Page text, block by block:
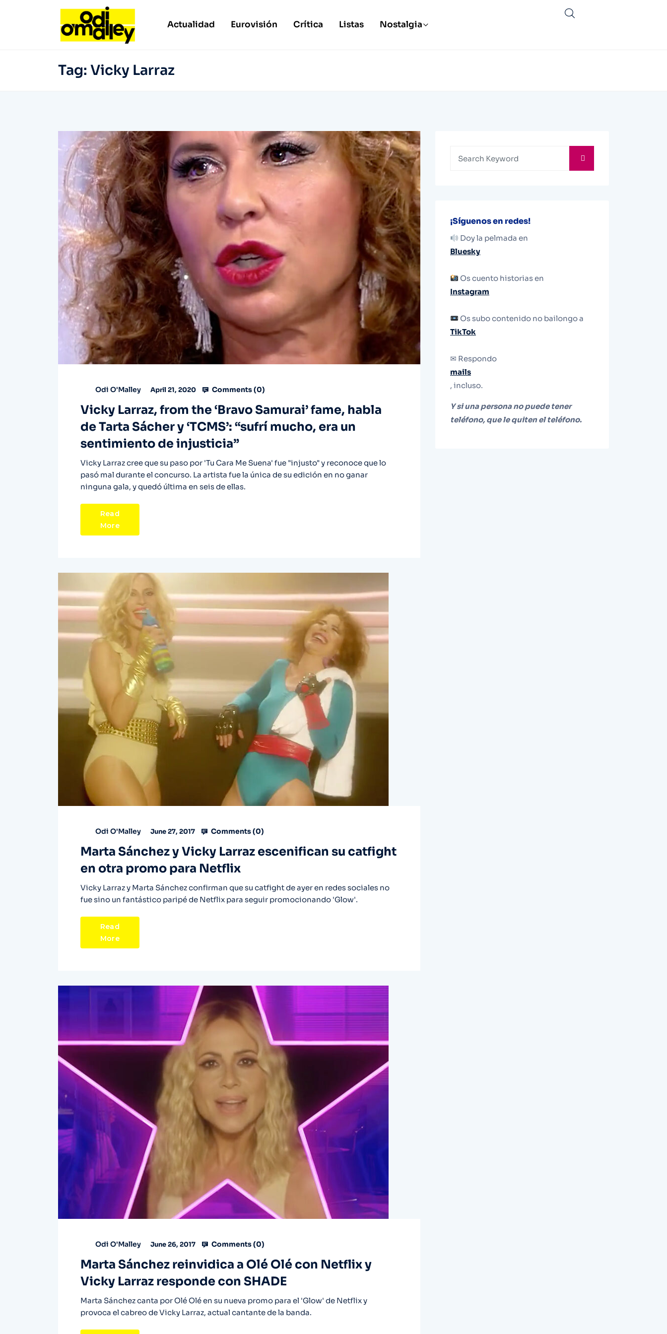
Actualidad Eurovisión Crítica Listas Nostalgia
Tag: Vicky Larraz
Odi O'Malley April 21, 2020 Comments (0)
Vicky Larraz, from the ‘Bravo Samurai’ fame, habla
de Tarta Sácher y ‘TCMS’: “sufrí mucho, era un
sentimiento de injusticia”
Vicky Larraz cree que su paso por 'Tu Cara Me Suena' fue "injusto" y reconoce que lo
pasó mal durante el concurso. La artista fue la única de su edición en no ganar
ninguna gala, y quedó última en seis de ellas.
Read
More
Odi O'Malley June 27, 2017 Comments (0)
Marta Sánchez y Vicky Larraz escenifican su catfight
en otra promo para Netflix
Vicky Larraz y Marta Sánchez confirman que su catfight de ayer en redes sociales no
fue sino un fantástico paripé de Netflix para seguir promocionando 'Glow'.
Read
More
Odi O'Malley June 26, 2017 Comments (0)
Marta Sánchez reinvidica a Olé Olé con Netflix y
Vicky Larraz responde con SHADE
Marta Sánchez canta por Olé Olé en su nueva promo para el 'Glow' de Netflix y
provoca el cabreo de Vicky Larraz, actual cantante de la banda.
¡Síguenos en redes!
Doy la pelmada en
Bluesky
Os cuento historias en
Instagram
Os subo contenido no bailongo a
TikTok
✉ Respondo
mails
, incluso.
Y si una persona no puede tener
teléfono, que le quiten el teléfono.